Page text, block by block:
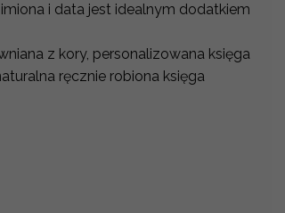
i data jest idealnym dodatkiem
z kory, personalizowana księga
ręcznie robiona księga